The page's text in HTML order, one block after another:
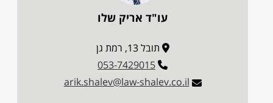
עו"ד אריק שלו
תובל 13, רמת גן
053-7429015
arik.shalev@law-shalev.co.il